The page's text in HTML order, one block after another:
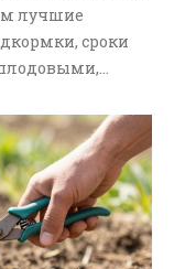
лучшие
сроки
плодовыми,